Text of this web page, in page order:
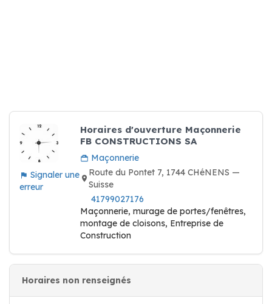
Signaler une
erreur
Horaires d'ouverture Maçonnerie
FB CONSTRUCTIONS SA
Maçonnerie
Route du Pontet 7, 1744 CHéNENS —
Suisse
41799027176
Maçonnerie, murage de portes/fenêtres,
montage de cloisons, Entreprise de
Construction
Horaires non renseignés